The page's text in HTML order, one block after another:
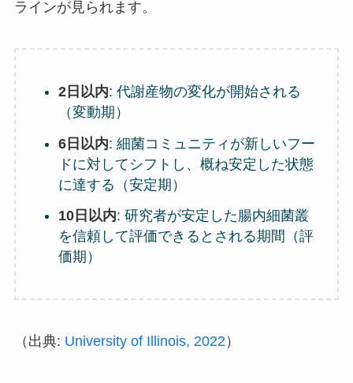
ラインが見られます。
2日以内: 代謝産物の変化が開始される
（変動期）
6日以内: 細菌コミュニティが新しいフー
ドに対してシフトし、概ね安定した状態
に達する（安定期）
10日以内: 研究者が安定した腸内細菌叢
を信頼して評価できるとされる期間（評
価期）
（出典: University of Illinois, 2022）